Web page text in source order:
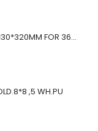
BERNS ACR.OHRRINGE DISP. 130*320MM FOR 36 PAIRS
,5 WH.PU